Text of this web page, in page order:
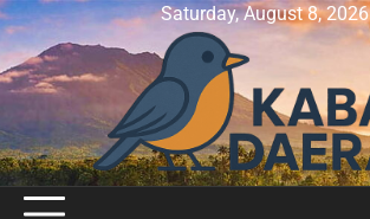
Skip
to
content
Saturday, August 8, 2026